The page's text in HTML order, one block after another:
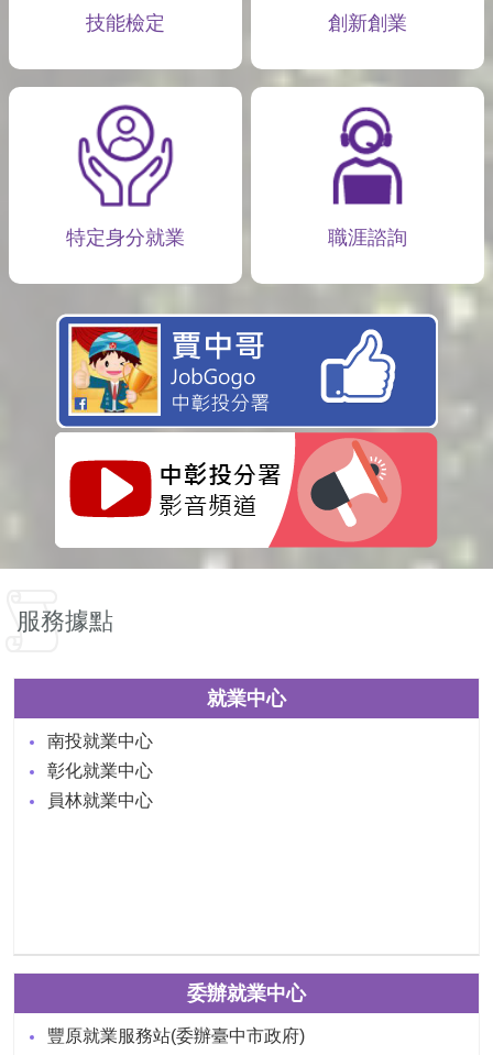
技能檢定 創新創業
特定身分就業 職涯諮詢
服務據點
就業中心
南投就業中心
彰化就業中心
員林就業中心
委辦就業中心
豐原就業服務站(委辦臺中市政府)